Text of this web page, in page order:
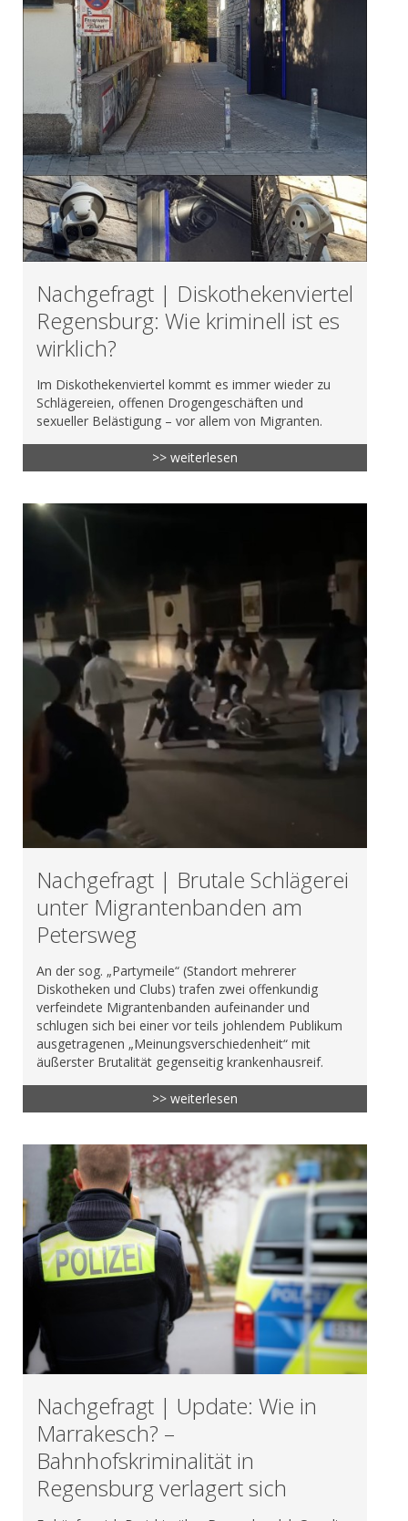
Nachgefragt | Diskothekenviertel
Regensburg: Wie kriminell ist es
wirklich?
Im Diskothekenviertel kommt es immer wieder zu
Schlägereien, offenen Drogengeschäften und
sexueller Belästigung – vor allem von Migranten.
>> weiterlesen
Nachgefragt | Brutale Schlägerei
unter Migrantenbanden am
Petersweg
An der sog. „Partymeile“ (Standort mehrerer
Diskotheken und Clubs) trafen zwei offenkundig
verfeindete Migrantenbanden aufeinander und
schlugen sich bei einer vor teils johlendem Publikum
ausgetragenen „Meinungsverschiedenheit“ mit
äußerster Brutalität gegenseitig krankenhausreif.
>> weiterlesen
Nachgefragt | Update: Wie in
Marrakesch? –
Bahnhofskriminalität in
Regensburg verlagert sich